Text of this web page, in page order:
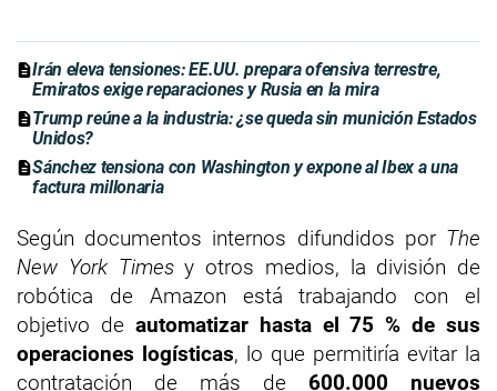
Irán eleva tensiones: EE.UU. prepara ofensiva terrestre,
Emiratos exige reparaciones y Rusia en la mira
Trump reúne a la industria: ¿se queda sin munición Estados
Unidos?
Sánchez tensiona con Washington y expone al Ibex a una
factura millonaria
Según documentos internos difundidos por The
New York Timesy otros medios, la división de
robótica de Amazon está trabajando con el
objetivo de automatizar hasta el 75 % de sus
operaciones logísticas, lo que permitiría evitar la
contratación de más de 600.000 nuevos